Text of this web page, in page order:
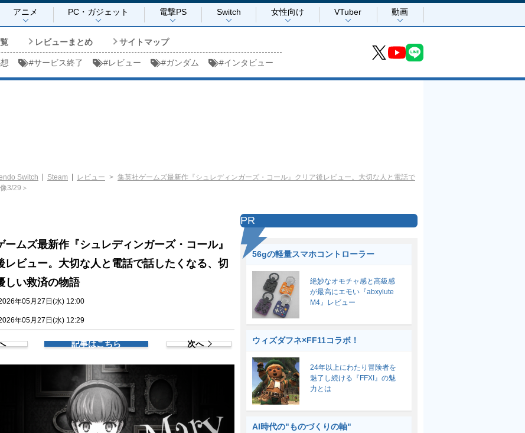
アニメ PC・ガジェット 電撃PS Switch 女性向け VTuber 動画
レビューまとめ サイトマップ
#サービス終了 #レビュー #ガンダム #インタビュー
Switch Steam レビュー
集英社ゲームズ最新作『シュレディンガーズ・コール』クリア後レビュー。大切な人と電話で
3/29＞
ームズ最新作『シュレディンガーズ・コール』
レビュー。大切な人と電話で話したくなる、切
しい救済の物語
年05月27日(水) 12:00
年05月27日(水) 12:29
記事はこちら 次へ
PR
56gの軽量スマホコントローラー
絶妙なオモチャ感と高級感
が最高にエモい『abxylute
M4』レビュー
ウィズダフネ×FF11コラボ！
24年以上にわたり冒険者を
魅了し続ける『FFXI』の魅
力とは
AI時代の"ものづくりの軸"